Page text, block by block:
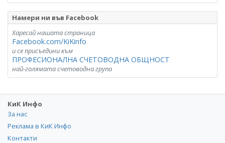
Намери ни във Facebook
Харесай нашата страница
Facebook.com/KiKinfo
и се присъедини към
ПРОФЕСИОНАЛНА СЧЕТОВОДНА ОБЩНОСТ
най-голямата счетоводна група
КиК Инфо
За нас
Реклама в КиК Инфо
Контакти